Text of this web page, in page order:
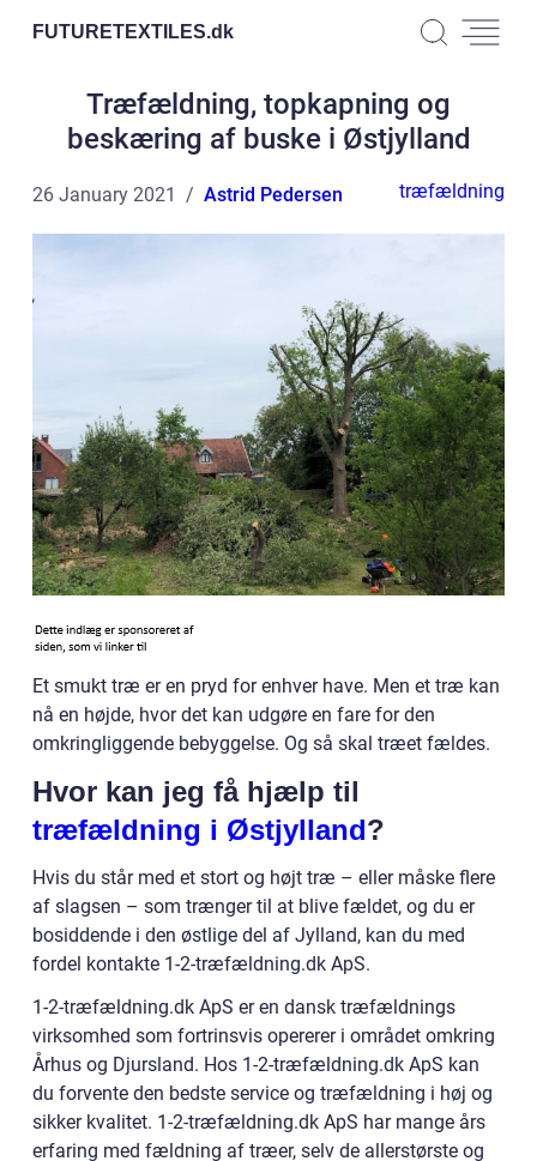
FUTURETEXTILES.dk
Træfældning, topkapning og
beskæring af buske i Østjylland
26 January 2021 Astrid Pedersen træfældning
Et smukt træ er en pryd for enhver have. Men et træ kan
nå en højde, hvor det kan udgøre en fare for den
omkringliggende bebyggelse. Og så skal træet fældes.
Hvor kan jeg få hjælp til
træfældning i Østjylland?
Hvis du står med et stort og højt træ – eller måske flere
af slagsen – som trænger til at blive fældet, og du er
bosiddende i den østlige del af Jylland, kan du med
fordel kontakte 1-2-træfældning.dk ApS.
1-2-træfældning.dk ApS er en dansk træfældnings
virksomhed som fortrinsvis opererer i området omkring
Århus og Djursland. Hos 1-2-træfældning.dk ApS kan
du forvente den bedste service og træfældning i høj og
sikker kvalitet. 1-2-træfældning.dk ApS har mange års
erfaring med fældning af træer, selv de allerstørste og